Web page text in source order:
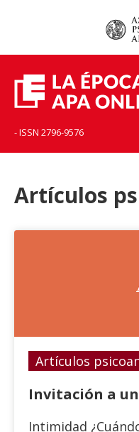
- ISSN 2796-9576
Artículos
Artículos
Invitación a
Intimidad